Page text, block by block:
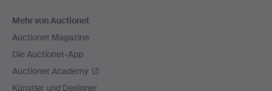
Mehr von Auctionet
Auctionet Magazine
Die Auctionet-App
Auctionet Academy
Künstler und Designer